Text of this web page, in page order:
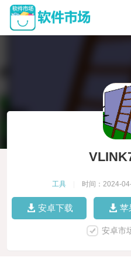
工具 时间：2024-
安卓下载 苹
安卓市